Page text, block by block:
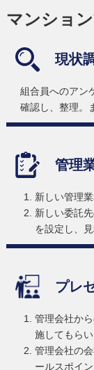
マンショ
現状
組合員へのアン
確認し、整理。
管理
新しい管理
新しい委託
を設定し、
プレ
管理会社か
施してもらい
管理会社の
ールスポイ